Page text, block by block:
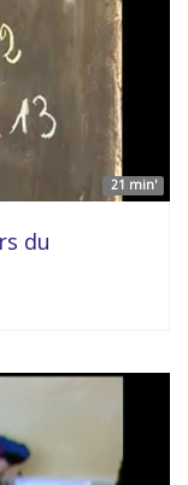
21 min'
du